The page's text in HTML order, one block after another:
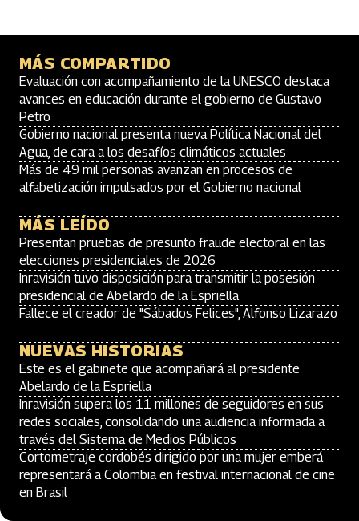
MÁS COMPARTIDO
Evaluación con acompañamiento de la UNESCO destaca
avances en educación durante el gobierno de Gustavo
Petro
Gobierno nacional presenta nueva Política Nacional del
Agua, de cara a los desafíos climáticos actuales
Más de 49 mil personas avanzan en procesos de
alfabetización impulsados por el Gobierno nacional
MÁS LEÍDO
Presentan pruebas de presunto fraude electoral en las
elecciones presidenciales de 2026
Inravisión tuvo disposición para transmitir la posesión
presidencial de Abelardo de la Espriella
Fallece el creador de "Sábados Felices", Alfonso Lizarazo
NUEVAS HISTORIAS
Este es el gabinete que acompañará al presidente
Abelardo de la Espriella
Inravisión supera los 11 millones de seguidores en sus
redes sociales, consolidando una audiencia informada a
través del Sistema de Medios Públicos
Cortometraje cordobés dirigido por una mujer emberá
representará a Colombia en festival internacional de cine
en Brasil